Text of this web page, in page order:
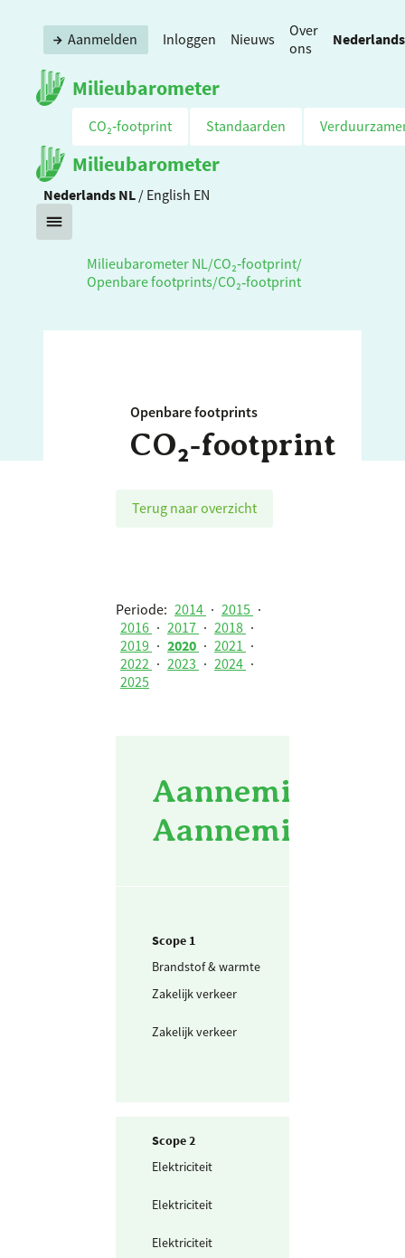
Milieubarometer
Aanmelden Inloggen Nieuws
Over
ons
Nederlands
CO₂‑footprint Standaarden
Milieubarometer
Nederlands NL / English EN
Milieubarometer NL /CO₂‑footprint/
Openbare footprints/CO₂‑footprint
Openbare footprints
CO₂‑footprint
Terug naar overzicht
Periode: 2014 · 2015 ·
2016 · 2017 · 2018 ·
2019 · 2020 · 2021 ·
2022 · 2023 · 2024 ·
2025
Scope 1
Brandstof & warmte
Zakelijk verkeer
Zakelijk verkeer
Scope 2
Elektriciteit
Elektriciteit
Elektriciteit